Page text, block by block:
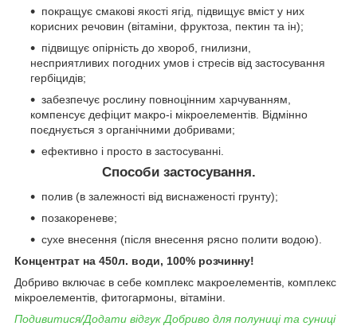
покращує смакові якості ягід, підвищує вміст у них
корисних речовин (вітаміни, фруктоза, пектин та ін);
підвищує опірність до хвороб, гнилизни,
несприятливих погодних умов і стресів від застосування
гербіцидів;
забезпечує рослину повноцінним харчуванням,
компенсує дефіцит макро-і мікроелементів. Відмінно
поєднується з органічними добривами;
ефективно і просто в застосуванні.
Способи застосування.
полив (в залежності від виснаженості грунту);
позакореневе;
сухе внесення (після внесення рясно полити водою).
Концентрат на 450л. води, 100% розчинну!
Добриво включає в себе комплекс макроелементів, комплекс
мікроелементів, фитогармоны, вітаміни.
Подивитися/Додати відгук Добриво для полуниці та суниці